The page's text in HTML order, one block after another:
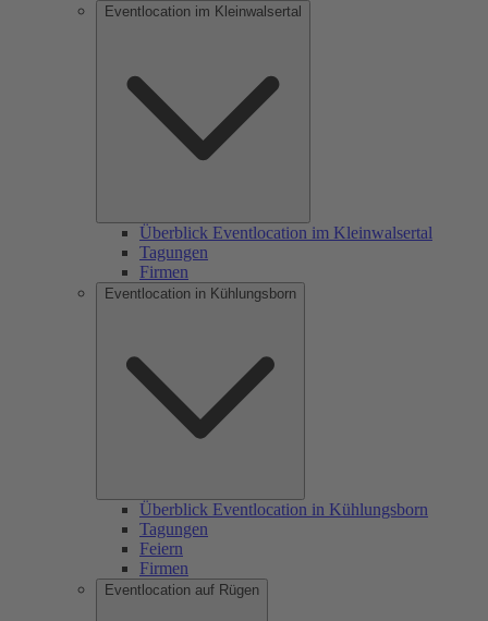
Eventlocation im Kleinwalsertal
Überblick Eventlocation im Kleinwalsertal
Tagungen
Firmen
Eventlocation in Kühlungsborn
Überblick Eventlocation in Kühlungsborn
Tagungen
Feiern
Firmen
Eventlocation auf Rügen